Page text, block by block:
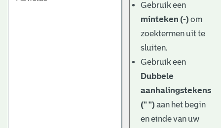
Gebruik een
minteken (-) om
zoektermen uit te
sluiten.
Gebruik een
Dubbele
aanhalingstekens
(" ") aan het begin
en einde van uw